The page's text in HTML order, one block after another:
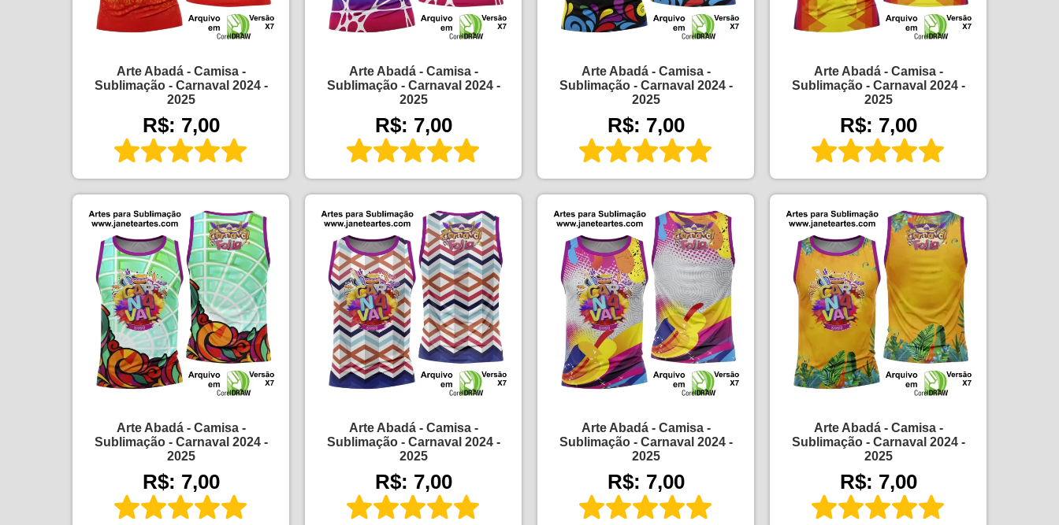
Arte Abadá - Camisa -
Sublimação - Carnaval 2024 -
2025
R$: 7,00
Arte Abadá - Camisa -
Sublimação - Carnaval 2024 -
2025
R$: 7,00
Arte Abadá - Camisa -
Sublimação - Carnaval 2024 -
2025
R$: 7,00
Arte Abadá - Camisa -
Sublimação - Carnaval 2024 -
2025
R$: 7,00
Arte Abadá - Camisa -
Sublimação - Carnaval 2024 -
2025
R$: 7,00
Arte Abadá - Camisa -
Sublimação - Carnaval 2024 -
2025
R$: 7,00
Arte Abadá - Camisa -
Sublimação - Carnaval 2024 -
2025
R$: 7,00
Arte Abadá - Camisa -
Sublimação - Carnaval 2024 -
2025
R$: 7,00